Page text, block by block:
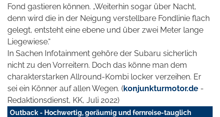
Fond gastieren können. „Weiterhin sogar über Nacht,
denn wird die in der Neigung verstellbare Fondlinie flach
gelegt, entsteht eine ebene und über zwei Meter lange
Liegewiese.“
In Sachen Infotainment gehöre der Subaru sicherlich
nicht zu den Vorreitern. Doch das könne man dem
charakterstarken Allround-Kombi locker verzeihen. Er
sei ein Könner auf allen Wegen. (konjunkturmotor.de -
Redaktionsdienst, KK, Juli 2022)
Outback - Hochwertig, geräumig und fernreise-tauglich